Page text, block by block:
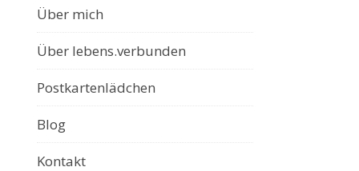
Über mich
Über lebens.verbunden
Postkartenlädchen
Blog
Kontakt